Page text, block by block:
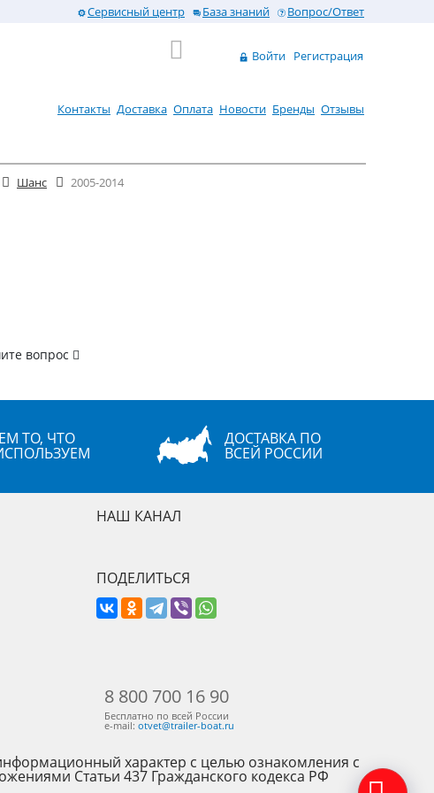
Сервисный центр База знаний Вопрос/Ответ
Войти Регистрация
Контакты Доставка Оплата Новости Бренды Отзывы
Шанс 2005-2014
вопрос
ТО, ЧТО ДОСТАВКА ПО
ВСЕЙ РОССИИ
НАШ КАНАЛ
ПОДЕЛИТЬСЯ
8 800 700 16 90
Бесплатно по всей России
e-mail: otvet@trailer-boat.ru
характер с целью ознакомления с
Статьи 437 Гражданского кодекса РФ